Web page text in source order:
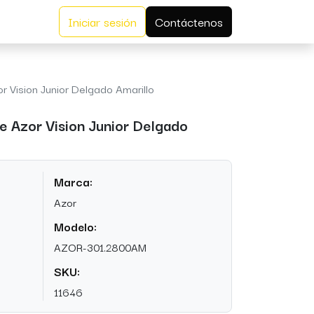
Iniciar sesión Contáctenos
Vision Junior Delgado Amarillo
Azor Vision Junior Delgado
Marca:
Azor
Modelo:
AZOR-301.2800AM
SKU:
11646